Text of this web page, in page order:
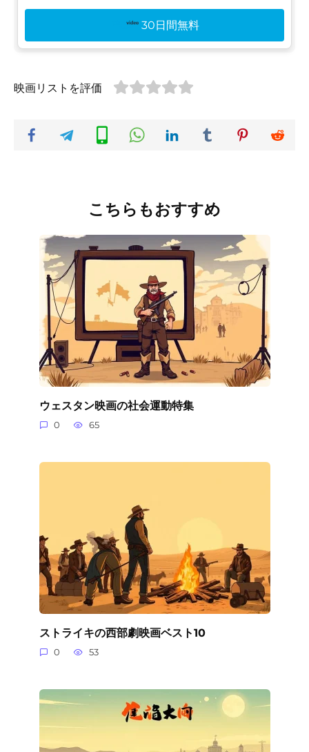
30日間無料
映画リストを評価
こちらもおすすめ
ウェスタン映画の社会運動特集
0 65
ストライキの西部劇映画ベスト10
0 53